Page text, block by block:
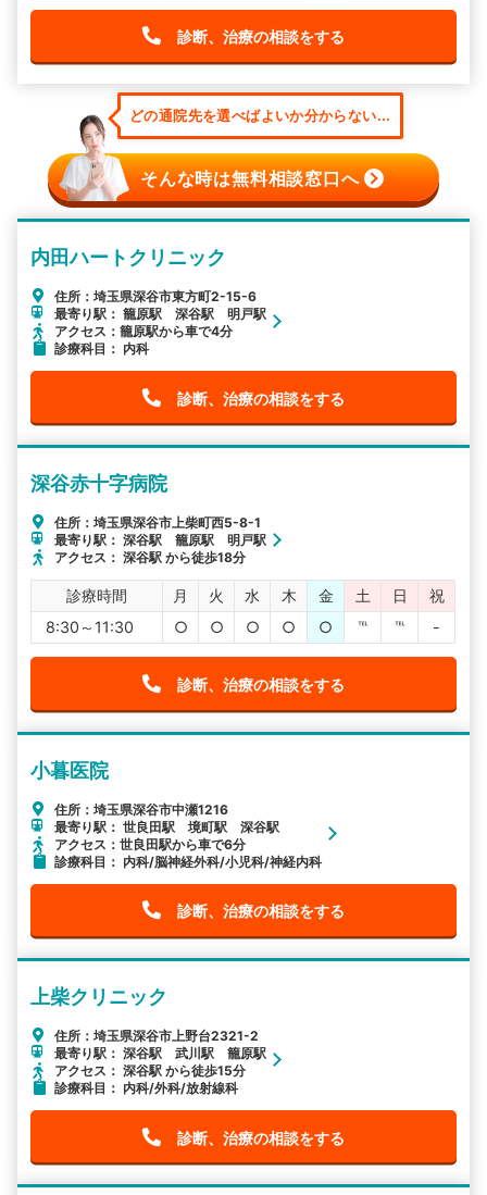
診断、治療の相談をする
どの通院先を選べばよいか分からない...
そんな時は無料相談窓口へ
内田ハートクリニック
住所：埼玉県深谷市東方町2-15-6
最寄り駅： 籠原駅 深谷駅 明戸駅
アクセス：籠原駅から車で4分
診療科目： 内科
診断、治療の相談をする
深谷赤十字病院
住所：埼玉県深谷市上柴町西5-8-1
最寄り駅： 深谷駅 籠原駅 明戸駅
アクセス： 深谷駅 から徒歩18分
診療時間 月 火 水 木 金 土 日
祝
8:30～11:30
○ ○ ○ ○ ○ ℡ ℡ -
診断、治療の相談をする
小暮医院
住所：埼玉県深谷市中瀬1216
最寄り駅： 世良田駅 境町駅 深谷駅
アクセス：世良田駅から車で6分
診療科目： 内科/脳神経外科/小児科/神経内科
診断、治療の相談をする
上柴クリニック
住所：埼玉県深谷市上野台2321-2
最寄り駅： 深谷駅 武川駅 籠原駅
アクセス： 深谷駅 から徒歩15分
診療科目： 内科/外科/放射線科
診断、治療の相談をする